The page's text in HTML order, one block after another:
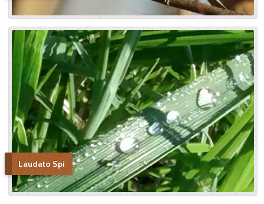
Laudato Spi